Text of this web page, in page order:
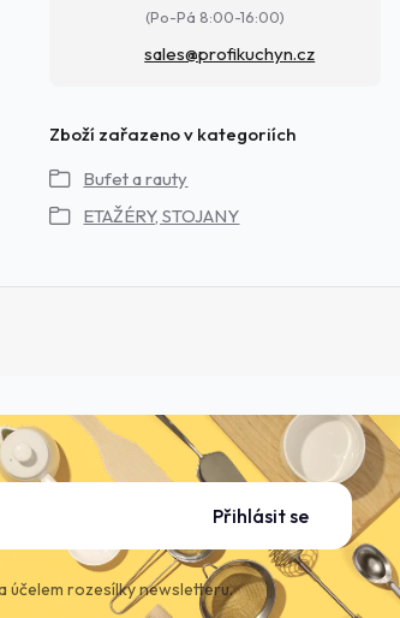
(Po-Pá 8:00-16:00)
sales@profikuchyn.cz
Zboží zařazeno v kategoriích
Bufet a rauty
ETAŽÉRY, STOJANY
Přihlásit se
účelem rozesílky newsletteru.